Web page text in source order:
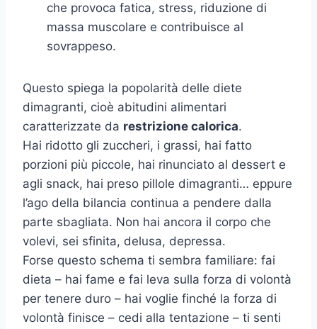
che provoca fatica, stress, riduzione di
massa muscolare e contribuisce al
sovrappeso.
Questo spiega la popolarità delle diete
dimagranti, cioè abitudini alimentari
caratterizzate da restrizione calorica.
Hai ridotto gli zuccheri, i grassi, hai fatto
porzioni più piccole, hai rinunciato al dessert e
agli snack, hai preso pillole dimagranti… eppure
l’ago della bilancia continua a pendere dalla
parte sbagliata. Non hai ancora il corpo che
volevi, sei sfinita, delusa, depressa.
Forse questo schema ti sembra familiare: fai
dieta – hai fame e fai leva sulla forza di volontà
per tenere duro – hai voglie finché la forza di
volontà finisce – cedi alla tentazione – ti senti